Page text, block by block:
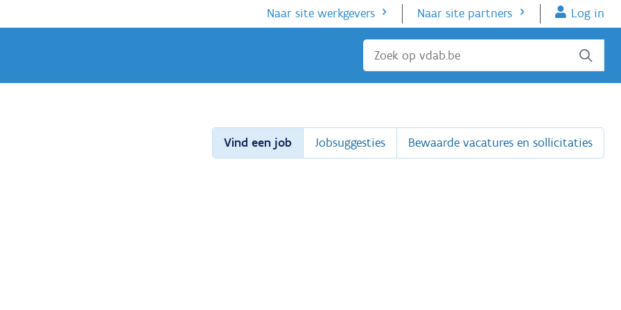
Naar site werkgevers Naar site partners Log in
Sluiten
Vind een job Jobsuggesties Bewaarde vacatures en sollicitaties